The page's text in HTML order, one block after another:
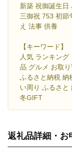
新築 祝御誕生日
三御祝 753 初節
え 法事 供養
【キーワード】
人気 ランキン
品 グルメ お取
ふるさと納税 納
い周り ふるさと
冬GIFT
返礼品詳細・お